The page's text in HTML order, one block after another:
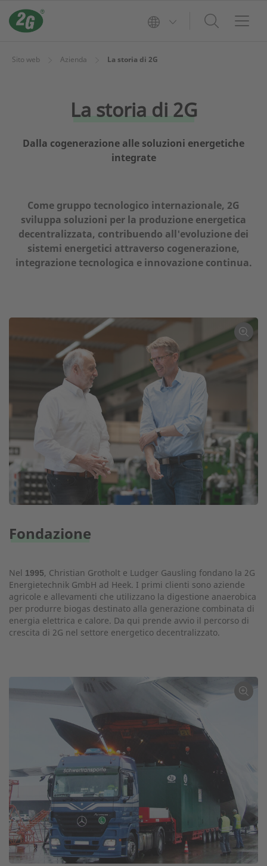
Sito web Azienda La storia di 2G
La storia di 2G
Dalla cogenerazione alle soluzioni energetiche
integrate
Come gruppo tecnologico internazionale, 2G
sviluppa soluzioni per la produzione energetica
decentralizzata, contribuendo all'evoluzione dei
sistemi energetici attraverso cogenerazione,
integrazione tecnologica e innovazione continua.
Fondazione
Nel 1995, Christian Grotholt e Ludger Gausling fondano la 2G
Energietechnik GmbH ad Heek. I primi clienti sono aziende
agricole e allevamenti che utilizzano la digestione anaerobica
per produrre biogas destinato alla generazione combinata di
energia elettrica e calore. Da qui prende avvio il percorso di
crescita di 2G nel settore energetico decentralizzato.